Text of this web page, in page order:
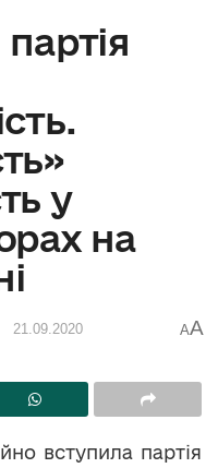
у
на
21.09.2020 AA
вступила партія